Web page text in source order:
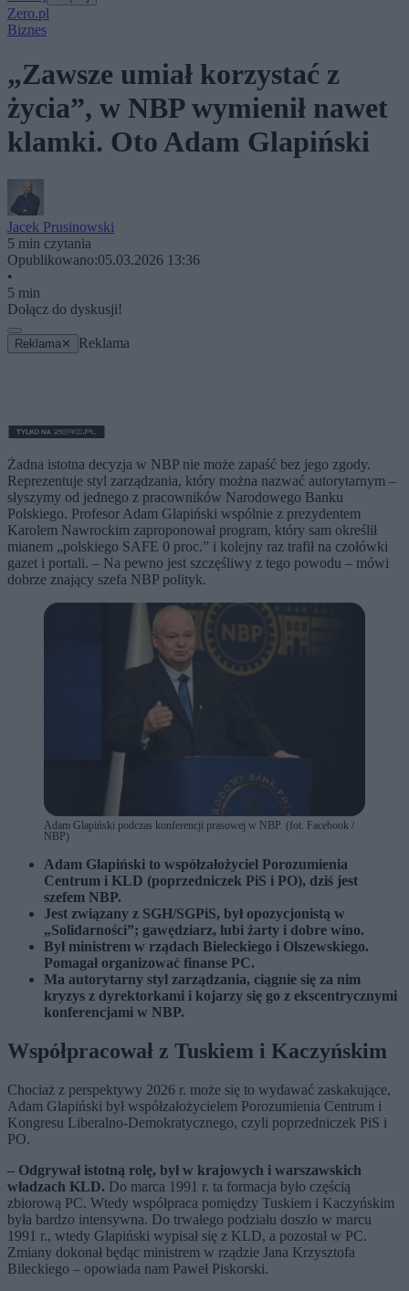
Zero.pl
Biznes
„Zawsze umiał korzystać z
życia”, w NBP wymienił nawet
klamki. Oto Adam Glapiński
Jacek Prusinowski
5 min czytania
Opublikowano:05.03.2026 13:36
•
5 min
Dołącz do dyskusji!
Reklama ✕ Reklama
Żadna istotna decyzja w NBP nie może zapaść bez jego zgody.
Reprezentuje styl zarządzania, który można nazwać autorytarnym –
słyszymy od jednego z pracowników Narodowego Banku
Polskiego. Profesor Adam Glapiński wspólnie z prezydentem
Karolem Nawrockim zaproponował program, który sam określił
mianem „polskiego SAFE 0 proc.” i kolejny raz trafił na czołówki
gazet i portali. – Na pewno jest szczęśliwy z tego powodu – mówi
dobrze znający szefa NBP polityk.
Adam Glapiński podczas konferencji prasowej w NBP. (fot. Facebook /
NBP)
Adam Glapiński to współzałożyciel Porozumienia
Centrum i KLD (poprzedniczek PiS i PO), dziś jest
szefem NBP.
Jest związany z SGH/SGPiS, był opozycjonistą w
„Solidarności”; gawędziarz, lubi żarty i dobre wino.
Był ministrem w rządach Bieleckiego i Olszewskiego.
Pomagał organizować finanse PC.
Ma autorytarny styl zarządzania, ciągnie się za nim
kryzys z dyrektorkami i kojarzy się go z ekscentrycznymi
konferencjami w NBP.
Współpracował z Tuskiem i Kaczyńskim
Chociaż z perspektywy 2026 r. może się to wydawać zaskakujące,
Adam Glapiński był współzałożycielem Porozumienia Centrum i
Kongresu Liberalno-Demokratycznego, czyli poprzedniczek PiS i
PO.
– Odgrywał istotną rolę, był w krajowych i warszawskich
władzach KLD. Do marca 1991 r. ta formacja było częścią
zbiorową PC. Wtedy współpraca pomiędzy Tuskiem i Kaczyńskim
była bardzo intensywna. Do trwałego podziału doszło w marcu
1991 r., wtedy Glapiński wypisał się z KLD, a pozostał w PC.
Zmiany dokonał będąc ministrem w rządzie Jana Krzysztofa
Bileckiego – opowiada nam Paweł Piskorski.